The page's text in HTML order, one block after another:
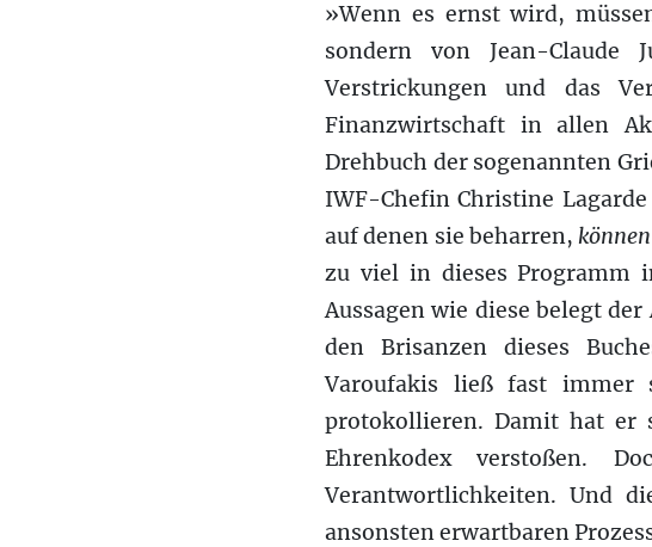
»Wenn es ernst wird,
sondern von Jean-
Verstrickungen und das
Finanzwirtschaft in allen
Drehbuch der sogenannten
IWF-Chefin Christine
auf denen sie beharren,
zu viel in dieses Programm
Aussagen wie diese belegt
den Brisanzen dieses
Varoufakis ließ fast immer
protokollieren. Damit hat er
Ehrenkodex verstoßen.
Verantwortlichkeiten. Und
ansonsten erwartbaren